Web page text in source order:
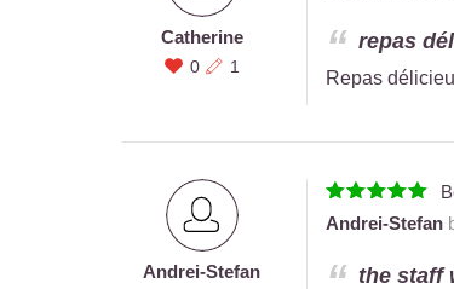
Catherine
0 1
repas
Repas
Andrei-Stefan
Andrei-Stefan
the staff